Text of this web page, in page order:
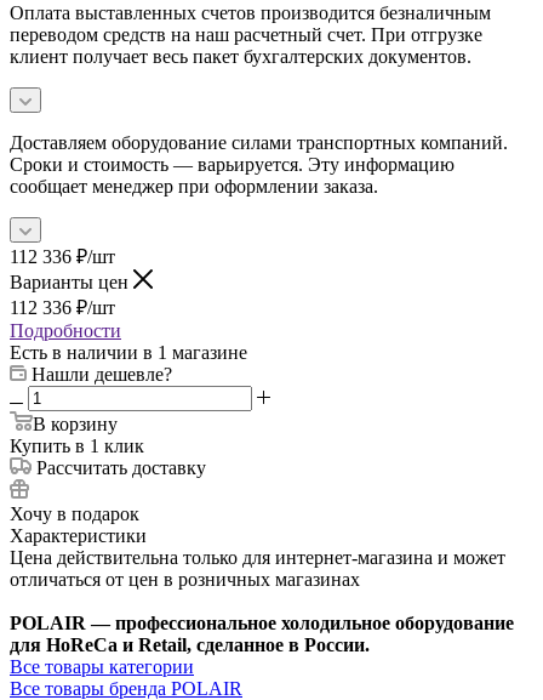
Оплата выставленных счетов производится безналичным
переводом средств на наш расчетный счет. При отгрузке
клиент получает весь пакет бухгалтерских документов.
Доставляем оборудование силами транспортных компаний.
Сроки и стоимость — варьируется. Эту информацию
сообщает менеджер при оформлении заказа.
112 336 ₽/шт
Варианты цен
112 336 ₽/шт
Подробности
Есть в наличии в 1 магазине
Нашли дешевле?
В корзину
Купить в 1 клик
Рассчитать доставку
Хочу в подарок
Характеристики
Цена действительна только для интернет-магазина и может
отличаться от цен в розничных магазинах
POLAIR — профессиональное холодильное оборудование
для HoReCa и Retail, сделанное в России.
Все товары категории
Все товары бренда POLAIR